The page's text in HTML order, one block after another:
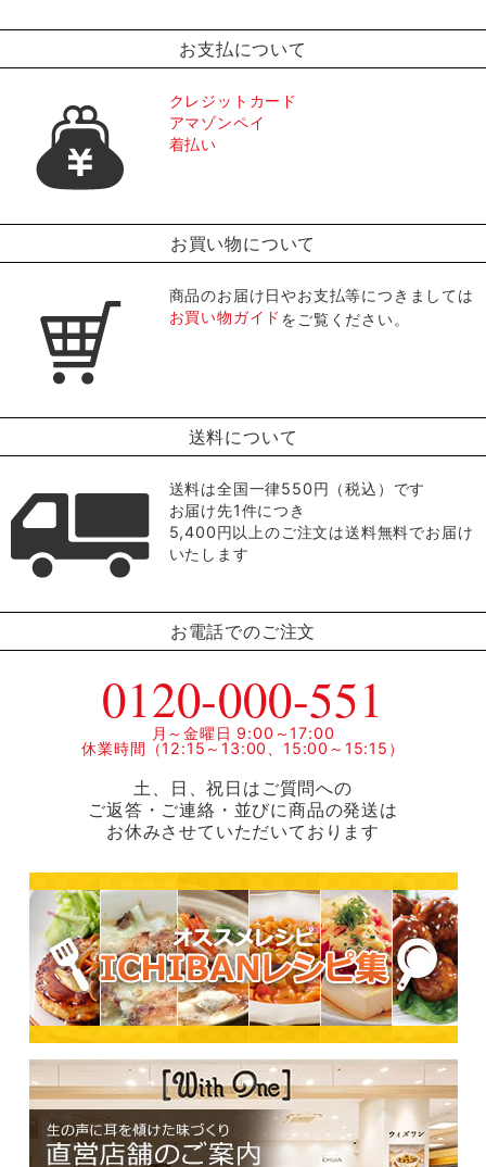
お支払について
クレジットカード
アマゾンペイ
着払い
お買い物について
商品のお届け日やお支払等につきましては
お買い物ガイド をご覧ください。
送料について
送料は全国一律550円（税込）です
お届け先1件につき
5,400円以上のご注文は送料無料でお届け
いたします
お電話でのご注文
0120-000-551
月～金曜日 9:00～17:00
休業時間（12:15～13:00、15:00～15:15）
土、日、祝日はご質問への
ご返答・ご連絡・並びに商品の発送は
お休みさせていただいております